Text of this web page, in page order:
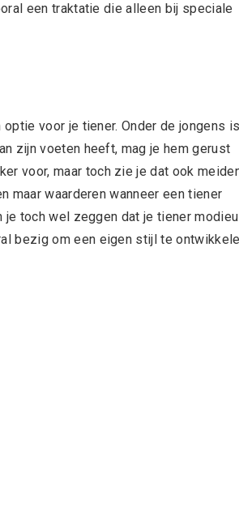
een traktatie die alleen bij speciale
voor je tiener. Onder de jongens is
zijn voeten heeft, mag je hem gerust
voor, maar toch zie je dat ook
maar waarderen wanneer een tiener
toch wel zeggen dat je tiener
bezig om een eigen stijl te